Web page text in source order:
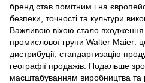
бренд став помітним і на
безпеки, точності та культури
Важливою віхою стало входження
промислової групи Walter Maier:
дистрибуції, стандартизацію
географії продажів. Подальше
масштабуванням виробництва та